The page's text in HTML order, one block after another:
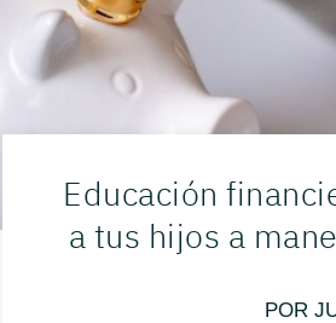
Educación
a tus hijos a
POR